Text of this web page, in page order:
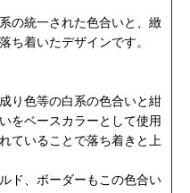
の統一された色合いと、緻
ち着いたデザインです。
り色等の白系の色合いと紺
をベースカラーとして使用
ていることで落ち着きと上
ド、ボーダーもこの色合い